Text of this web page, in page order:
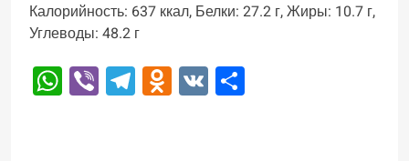
Калорийность: 637 ккал, Белки: 27.2 г, Жиры: 10.7 г,
Углеводы: 48.2 г
WhatsApp
ViberTelegram
Odnoklassniki
VK